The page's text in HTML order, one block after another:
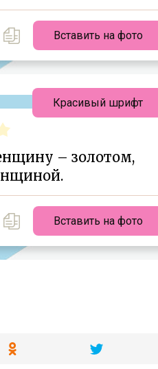
Вставить на фото
– золотом,
Вставить на фото
Красивый шрифт